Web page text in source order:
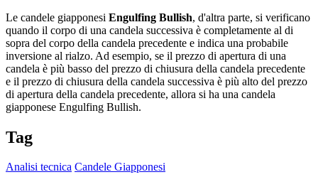
Le candele giapponesi Engulfing Bullish, d'altra parte, si verificano
quando il corpo di una candela successiva è completamente al di
sopra del corpo della candela precedente e indica una probabile
inversione al rialzo. Ad esempio, se il prezzo di apertura di una
candela è più basso del prezzo di chiusura della candela precedente
e il prezzo di chiusura della candela successiva è più alto del prezzo
di apertura della candela precedente, allora si ha una candela
giapponese Engulfing Bullish.
Tag
Analisi tecnica Candele Giapponesi